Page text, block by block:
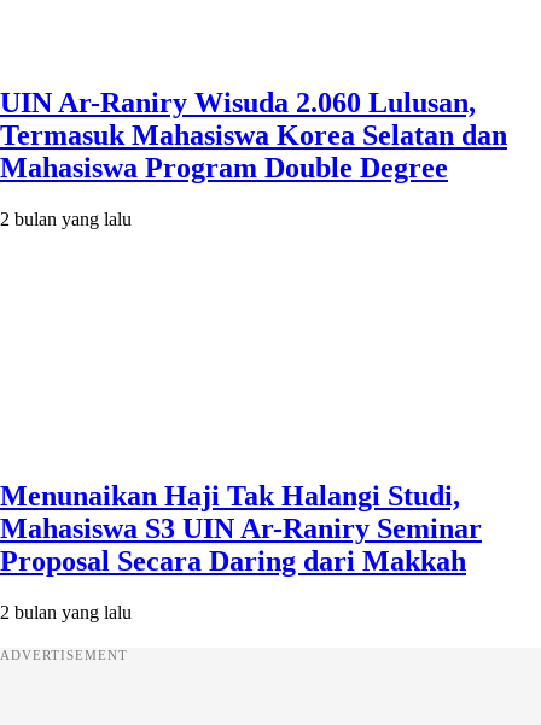
UIN Ar-Raniry Wisuda 2.060 Lulusan,
Termasuk Mahasiswa Korea Selatan dan
Mahasiswa Program Double Degree
2 bulan yang lalu
Menunaikan Haji Tak Halangi Studi,
Mahasiswa S3 UIN Ar-Raniry Seminar
Proposal Secara Daring dari Makkah
2 bulan yang lalu
ADVERTISEMENT